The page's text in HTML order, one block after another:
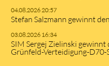
04.08.2026 20:57
Stefan Salzmann gewinnt
03.08.2026 16:34
SIM Sergej Zielinski
Grünfeld-Verteidigung-D70-